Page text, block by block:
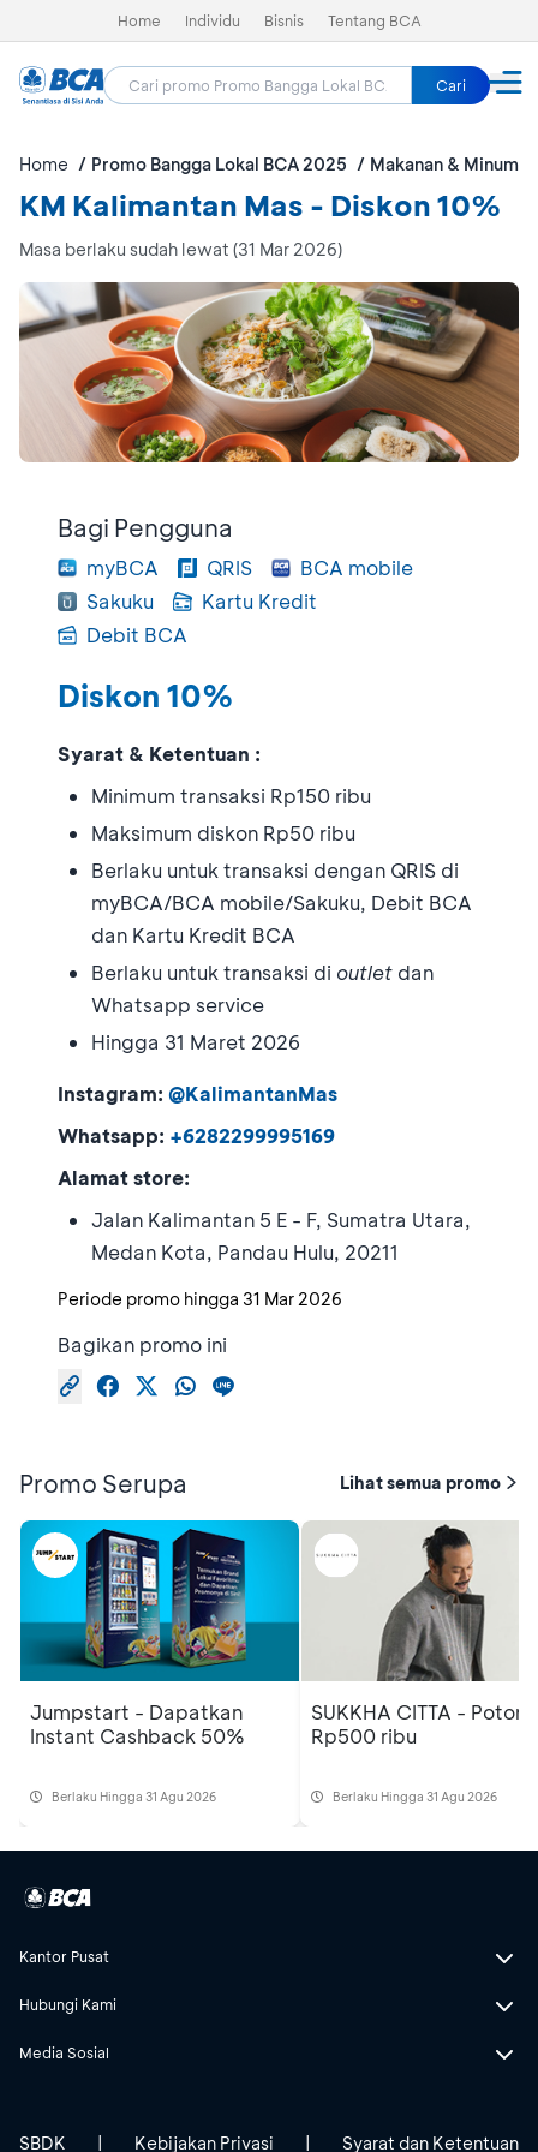
Home Individu Bisnis Tentang BCA
Cari
Home Promo Bangga Lokal BCA 2025 Makanan & Minuman
KM Kalimantan Mas - Diskon 10%
Masa berlaku sudah lewat (31 Mar 2026)
Bagi Pengguna
myBCA QRIS
BCA mobile
Sakuku
Kartu Kredit
Debit BCA
Diskon 10%
Syarat & Ketentuan :
Minimum transaksi Rp150 ribu
Maksimum diskon Rp50 ribu
Berlaku untuk transaksi dengan QRIS di
myBCA/BCA mobile/Sakuku, Debit BCA
dan Kartu Kredit BCA
Berlaku untuk transaksi di outlet dan
Whatsapp service
Hingga 31 Maret 2026
Instagram: @KalimantanMas
Whatsapp: +6282299995169
Alamat store:
Jalan Kalimantan 5 E - F, Sumatra Utara,
Medan Kota, Pandau Hulu, 20211
Periode promo hingga 31 Mar 2026
Bagikan promo ini
Promo Serupa Lihat semua promo
Jumpstart - Dapatkan
Instant Cashback 50%
Berlaku Hingga 31 Agu 2026
SUKKHA CITTA -
Rp500 ribu
Berlaku Hingga 31 Agu 2026
Kantor Pusat
Hubungi Kami
Media Sosial
SBDK | Kebijakan Privasi | Syarat dan Ketentuan